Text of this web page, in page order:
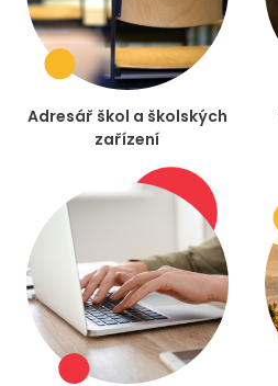
Adresář škol a školských
zařízení